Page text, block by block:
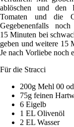
ablöschen und den
Tomaten und die
Gegebenenfalls
15 Minuten bei
geben und weitere 15
Je nach Vorliebe noch
Für die Stracci
200g Mehl 00
75g feinen
6 Eigelb
1 EL Olivenöl
2 EL Wasser